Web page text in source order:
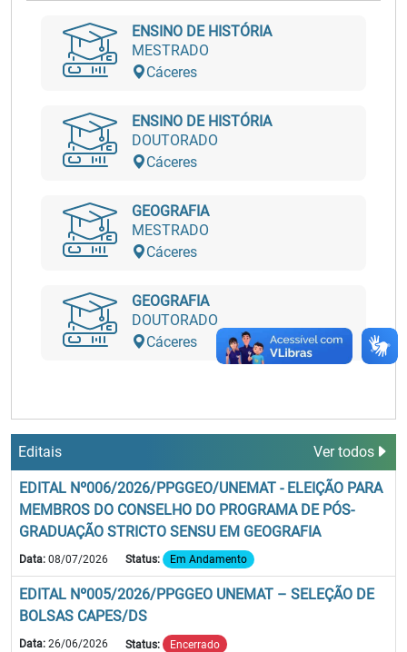
ENSINO DE HISTÓRIA
MESTRADO
Cáceres
ENSINO DE HISTÓRIA
DOUTORADO
Cáceres
GEOGRAFIA
MESTRADO
Cáceres
GEOGRAFIA
DOUTORADO
Cáceres
Editais Ver todos
EDITAL Nº006/2026/PPGGEO/UNEMAT - ELEIÇÃO PARA
MEMBROS DO CONSELHO DO PROGRAMA DE PÓS-
GRADUAÇÃO STRICTO SENSU EM GEOGRAFIA
Data: 08/07/2026 Status: Em Andamento
EDITAL Nº005/2026/PPGGEO UNEMAT – SELEÇÃO DE
BOLSAS CAPES/DS
Data: 26/06/2026 Status: Encerrado